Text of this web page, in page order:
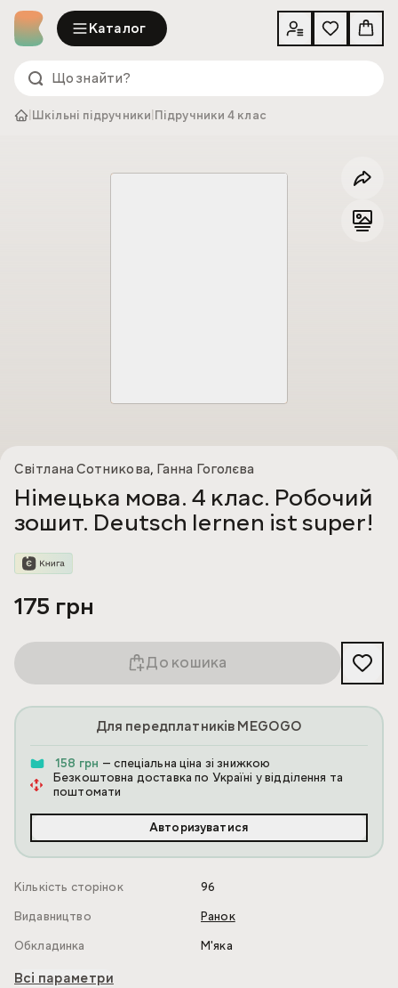
Каталог
Шкільні підручники Підручники 4 клас
Світлана Сотникова, Ганна Гоголєва
Німецька мова. 4 клас. Робочий
зошит. Deutsch lernen ist super!
175 грн
До кошика
Для передплатників MEGOGO
158 грн — спеціальна ціна зі знижкою
Безкоштовна доставка по Україні у відділення та
поштомати
Авторизуватися
Кількість сторінок
96
Видавництво
Ранок
Обкладинка
М'яка
Всі параметри